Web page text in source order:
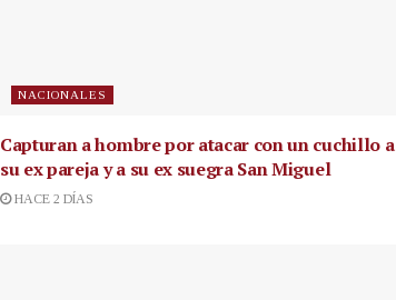
NACIONALES
Capturan a hombre por atacar con un cuchillo a
su ex pareja y a su ex suegra San Miguel
HACE 2 DÍAS